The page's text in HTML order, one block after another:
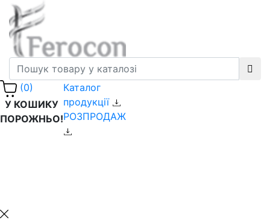
(0)
У КОШИКУ
ПОРОЖНЬО!
Каталог
продукції
РОЗПРОДАЖ